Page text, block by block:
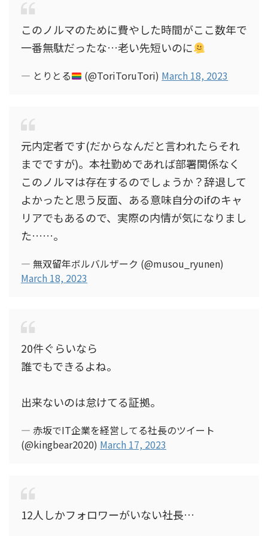
このノルマのために費やした時間がここ数年で
一番無駄だったな…老い先短いのに
— とりとる (@ToriToruTori) March 18, 2023
元内定者です(だからなんだと言われたらそれ
までですが)。本社勤めであれば部署関係なく
このノルマは存在するのでしょうか？辞退して
よかったと思う反面、ある意味自分のifのキャ
リアでもあるので、実際の内情が気になりまし
た……。
— 無双留年ボルバルザーク (@musou_ryunen)
March 18, 2023
20件ぐらいなら
誰でもできるよね。
出来ないのは怠けてる証拠。
— 赤坂でIT企業を経営してる社長のツイート
(@kingbear2020) March 17, 2023
12人しかフォロワーがいない社長…